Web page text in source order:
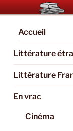
Aller
au
contenu
principal
Blog Littéraire et
Accueil
Littérature
Littérature
En vrac
Cinéma